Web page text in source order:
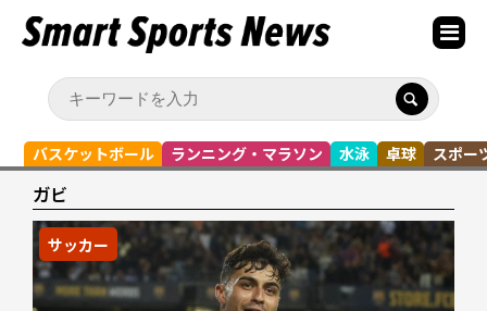
バスケットボール ランニング・マラソン 水泳 卓球 スポー
ガビ
サッカー